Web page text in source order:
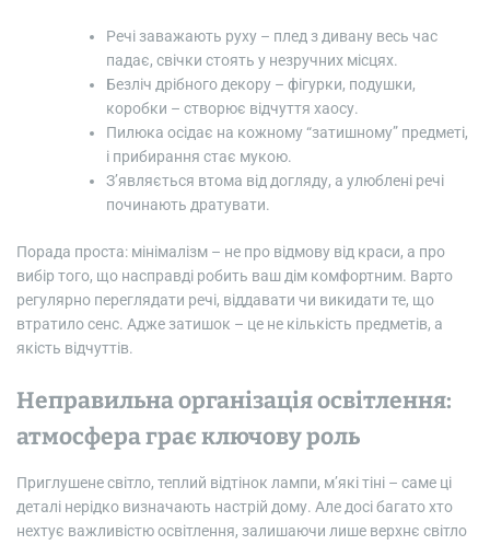
Речі заважають руху – плед з дивану весь час
падає, свічки стоять у незручних місцях.
Безліч дрібного декору – фігурки, подушки,
коробки – створює відчуття хаосу.
Пилюка осідає на кожному “затишному” предметі,
і прибирання стає мукою.
З’являється втома від догляду, а улюблені речі
починають дратувати.
Порада проста: мінімалізм – не про відмову від краси, а про
вибір того, що насправді робить ваш дім комфортним. Варто
регулярно переглядати речі, віддавати чи викидати те, що
втратило сенс. Адже затишок – це не кількість предметів, а
якість відчуттів.
Неправильна організація освітлення:
атмосфера грає ключову роль
Приглушене світло, теплий відтінок лампи, м’які тіні – саме ці
деталі нерідко визначають настрій дому. Але досі багато хто
нехтує важливістю освітлення, залишаючи лише верхнє світло